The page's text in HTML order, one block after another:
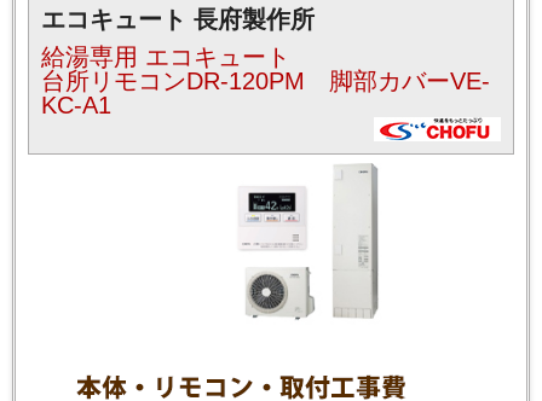
エコキュート 長府製作所
給湯専用 エコキュート
台所リモコンDR-120PM 脚部カバーVE-
KC-A1